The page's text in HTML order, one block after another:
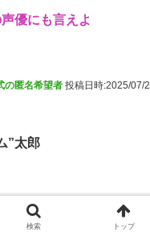
優にも言えよ
の匿名希望者 投稿日時:2025/07/
”太郎
匿名希望者
投稿日時:2025/07/
検索 トップ